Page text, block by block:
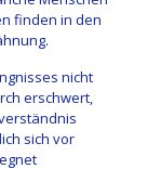
finden in den
nicht
erschwert,
sich vor